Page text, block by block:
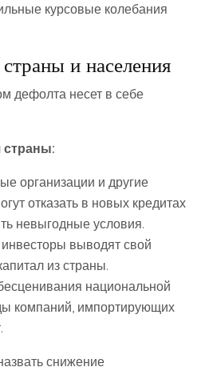
курсовые колебания
и населения
дефолта несет в себе
страны:
организации и другие
отказать в новых кредитах
невыгодные условия.
выводят свой
из страны.
национальной
компаний, импортирующих
снижение